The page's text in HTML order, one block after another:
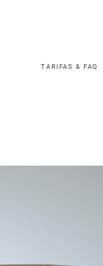
TARIFAS & FAQ